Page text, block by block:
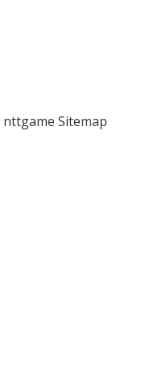
nttgame Sitemap